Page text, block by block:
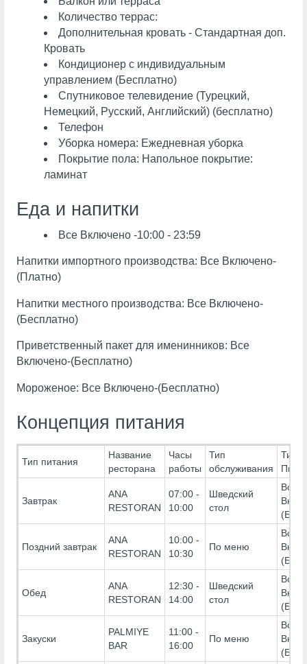
Количество террас:
Дополнительная кровать - Стандартная доп.
Кровать
Кондиционер с индивидуальным
управлением (Бесплатно)
Спутниковое телевидение (Турецкий,
Немецкий, Русский, Английский) (бесплатно)
Телефон
Уборка номера: Ежедневная уборка
Покрытие пола: Напольное покрытие:
ламинат
Еда и напитки
Все Включено -10:00 - 23:59
Напитки импортного производства: Все Включено-
(Платно)
Напитки местного производства: Все Включено-
(Бесплатно)
Приветственный пакет для именинников: Все
Включено-(Бесплатно)
Мороженое: Все Включено-(Бесплатно)
Концепция питания
Тип питания
Название
ресторана
Часы
работы
Тип
обслуживания
Тип
Завтрак
ANA
RESTORAN
07:00 -
10:00
Шведский
стол
Все
Поздний завтрак
ANA
RESTORAN
10:00 -
10:30
По меню
Все
Обед
ANA
RESTORAN
12:30 -
14:00
Шведский
стол
Все
Закуски
PALMIYE
BAR
11:00 -
16:00
По меню
Все